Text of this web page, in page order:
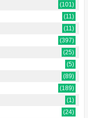
(101)
(11)
(11)
(397)
(25)
(5)
(89)
(189)
(1)
(24)